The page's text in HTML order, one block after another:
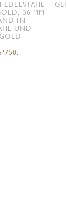
EDELSTAHL
36 MM
IN
UND